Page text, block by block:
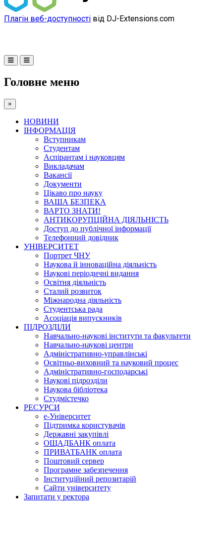
Плагін веб-доступності від DJ-Extensions.com
Головне меню
×
НОВИНИ
ІНФОРМАЦІЯ
Вступникам
Студентам
Аспірантам і науковцям
Викладачам
Вакансії
Документи
Цікаво про науку
ВАША БЕЗПЕКА
ВАРТО ЗНАТИ!
АНТИКОРУПЦІЙНА ДІЯЛЬНІСТЬ
Доступ до публічної інформації
Телефонний довідник
УНІВЕРСИТЕТ
Портрет ЧНУ
Наукова й інноваційна діяльність
Наукові періодичні видання
Освітня діяльність
Сталий розвиток
Міжнародна діяльність
Студентська рада
Асоціація випускників
ПІДРОЗДІЛИ
Навчально-наукові інститути та факультети
Навчально-наукові центри
Адміністративно-управлінські
Освітньо-виховний та науковий процес
Адміністративно-господарські
Наукові підрозділи
Наукова бібліотека
Студмістечко
РЕСУРСИ
е-Університет
Підтримка користувачів
Державні закупівлі
ОЩАДБАНК оплата
ПРИВАТБАНК оплата
Поштовий сервер
Програмне забезпечення
Інституційний репозитарій
Сайти університету
Запитати у ректора